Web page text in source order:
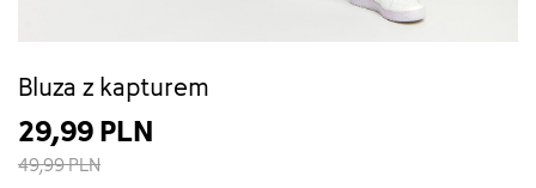
Bluza z kapturem
29,99 PLN
49,99 PLN